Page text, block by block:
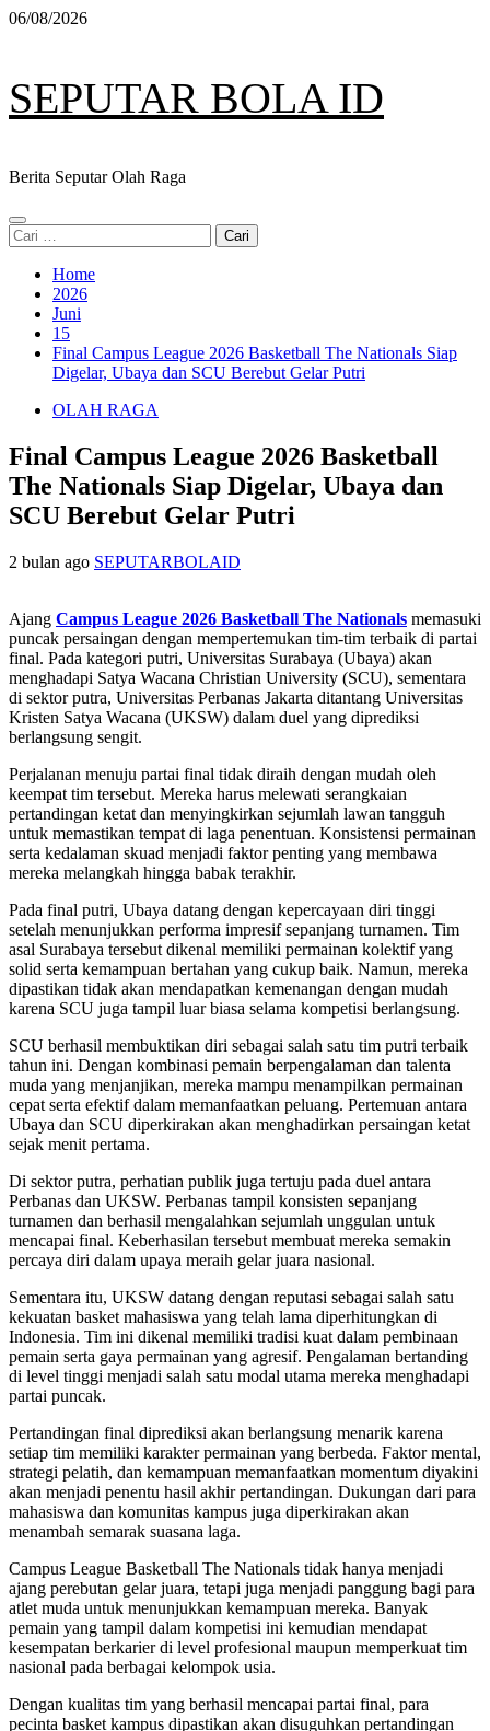
Skip
06/08/2026
SEPUTAR BOLA ID
Berita Seputar Olah Raga
Primary
Menu
Cari
untuk:
Home
2026
Juni
15
Final Campus League 2026 Basketball The Nationals Siap
Digelar, Ubaya dan SCU Berebut Gelar Putri
OLAH RAGA
Final Campus League 2026 Basketball
The Nationals Siap Digelar, Ubaya dan
SCU Berebut Gelar Putri
2 bulan ago SEPUTARBOLAID
Ajang Campus League 2026 Basketball The Nationals memasuki
puncak persaingan dengan mempertemukan tim-tim terbaik di partai
final. Pada kategori putri, Universitas Surabaya (Ubaya) akan
menghadapi Satya Wacana Christian University (SCU), sementara
di sektor putra, Universitas Perbanas Jakarta ditantang Universitas
Kristen Satya Wacana (UKSW) dalam duel yang diprediksi
berlangsung sengit.
Perjalanan menuju partai final tidak diraih dengan mudah oleh
keempat tim tersebut. Mereka harus melewati serangkaian
pertandingan ketat dan menyingkirkan sejumlah lawan tangguh
untuk memastikan tempat di laga penentuan. Konsistensi permainan
serta kedalaman skuad menjadi faktor penting yang membawa
mereka melangkah hingga babak terakhir.
Pada final putri, Ubaya datang dengan kepercayaan diri tinggi
setelah menunjukkan performa impresif sepanjang turnamen. Tim
asal Surabaya tersebut dikenal memiliki permainan kolektif yang
solid serta kemampuan bertahan yang cukup baik. Namun, mereka
dipastikan tidak akan mendapatkan kemenangan dengan mudah
karena SCU juga tampil luar biasa selama kompetisi berlangsung.
SCU berhasil membuktikan diri sebagai salah satu tim putri terbaik
tahun ini. Dengan kombinasi pemain berpengalaman dan talenta
muda yang menjanjikan, mereka mampu menampilkan permainan
cepat serta efektif dalam memanfaatkan peluang. Pertemuan antara
Ubaya dan SCU diperkirakan akan menghadirkan persaingan ketat
sejak menit pertama.
Di sektor putra, perhatian publik juga tertuju pada duel antara
Perbanas dan UKSW. Perbanas tampil konsisten sepanjang
turnamen dan berhasil mengalahkan sejumlah unggulan untuk
mencapai final. Keberhasilan tersebut membuat mereka semakin
percaya diri dalam upaya meraih gelar juara nasional.
Sementara itu, UKSW datang dengan reputasi sebagai salah satu
kekuatan basket mahasiswa yang telah lama diperhitungkan di
Indonesia. Tim ini dikenal memiliki tradisi kuat dalam pembinaan
pemain serta gaya permainan yang agresif. Pengalaman bertanding
di level tinggi menjadi salah satu modal utama mereka menghadapi
partai puncak.
Pertandingan final diprediksi akan berlangsung menarik karena
setiap tim memiliki karakter permainan yang berbeda. Faktor mental,
strategi pelatih, dan kemampuan memanfaatkan momentum diyakini
akan menjadi penentu hasil akhir pertandingan. Dukungan dari para
mahasiswa dan komunitas kampus juga diperkirakan akan
menambah semarak suasana laga.
Campus League Basketball The Nationals tidak hanya menjadi
ajang perebutan gelar juara, tetapi juga menjadi panggung bagi para
atlet muda untuk menunjukkan kemampuan mereka. Banyak
pemain yang tampil dalam kompetisi ini kemudian mendapat
kesempatan berkarier di level profesional maupun memperkuat tim
nasional pada berbagai kelompok usia.
Dengan kualitas tim yang berhasil mencapai partai final, para
pecinta basket kampus dipastikan akan disuguhkan pertandingan